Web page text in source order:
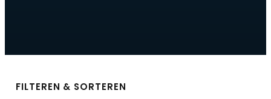
FILTEREN & SORTEREN